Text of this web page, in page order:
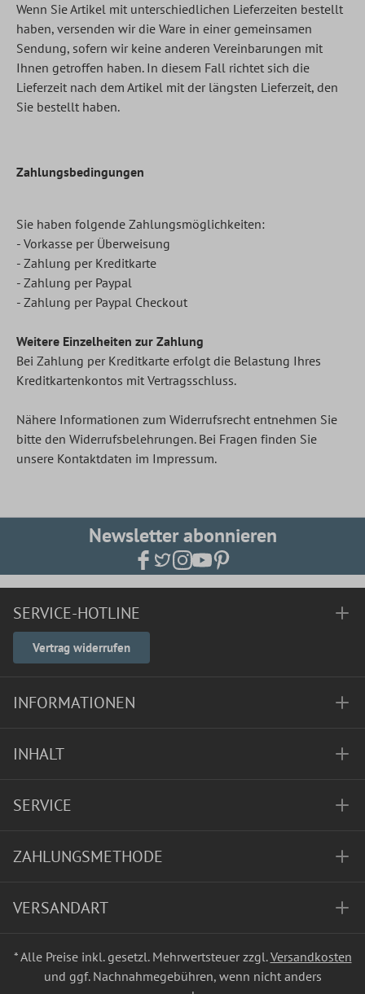
Wenn Sie Artikel mit unterschiedlichen Lieferzeiten bestellt
haben, versenden wir die Ware in einer gemeinsamen
Sendung, sofern wir keine anderen Vereinbarungen mit
Ihnen getroffen haben. In diesem Fall richtet sich die
Lieferzeit nach dem Artikel mit der längsten Lieferzeit, den
Sie bestellt haben.
Zahlungsbedingungen
Sie haben folgende Zahlungsmöglichkeiten:
- Vorkasse per Überweisung
- Zahlung per Kreditkarte
- Zahlung per Paypal
- Zahlung per Paypal Checkout
Weitere Einzelheiten zur Zahlung
Bei Zahlung per Kreditkarte erfolgt die Belastung Ihres
Kreditkartenkontos mit Vertragsschluss.
Nähere Informationen zum Widerrufsrecht entnehmen Sie
bitte den Widerrufsbelehrungen. Bei Fragen finden Sie
unsere Kontaktdaten im Impressum.
Newsletter abonnieren
SERVICE-HOTLINE
Vertrag widerrufen
INFORMATIONEN
INHALT
SERVICE
ZAHLUNGSMETHODE
VERSANDART
* Alle Preise inkl. gesetzl. Mehrwertsteuer zzgl.Versandkosten
und ggf. Nachnahmegebühren, wenn nicht anders